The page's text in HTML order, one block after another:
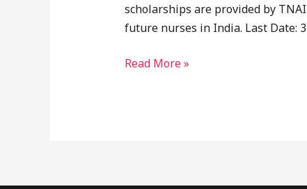
scholarships are provided by
future nurses in India. Last Date:
Read More »